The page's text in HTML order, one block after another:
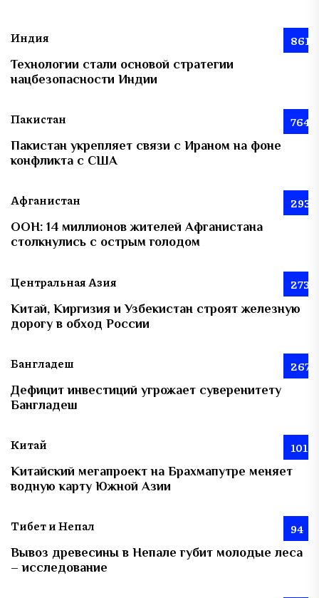
Индия 861
Технологии стали основой стратегии
нацбезопасности Индии
Пакистан 764
Пакистан укрепляет связи с Ираном на фоне
конфликта с США
Афганистан 293
ООН: 14 миллионов жителей Афганистана
столкнулись с острым голодом
Центральная Азия 273
Китай, Киргизия и Узбекистан строят железную
дорогу в обход России
Бангладеш 267
Дефицит инвестиций угрожает суверенитету
Бангладеш
Китай 101
Китайский мегапроект на Брахмапутре меняет
водную карту Южной Азии
Тибет и Непал 94
Вывоз древесины в Непале губит молодые леса
– исследование